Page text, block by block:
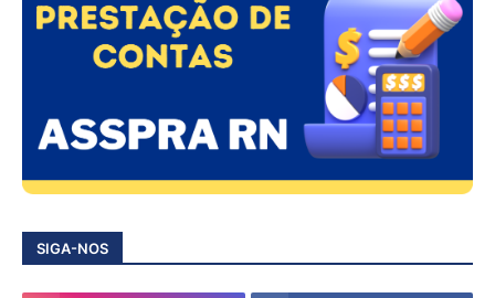
SIGA-NOS